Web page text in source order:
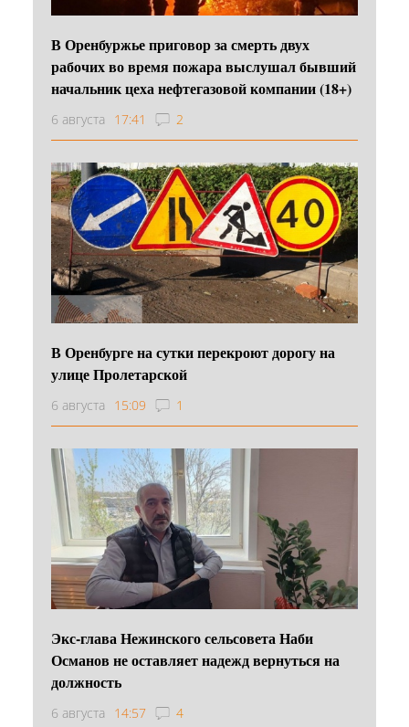
В Оренбуржье приговор за смерть двух
рабочих во время пожара выслушал бывший
начальник цеха нефтегазовой компании (18+)
6 августа 17:41 2
В Оренбурге на сутки перекроют дорогу на
улице Пролетарской
6 августа 15:09 1
Экс-глава Нежинского сельсовета Наби
Османов не оставляет надежд вернуться на
должность
6 августа 14:57 4